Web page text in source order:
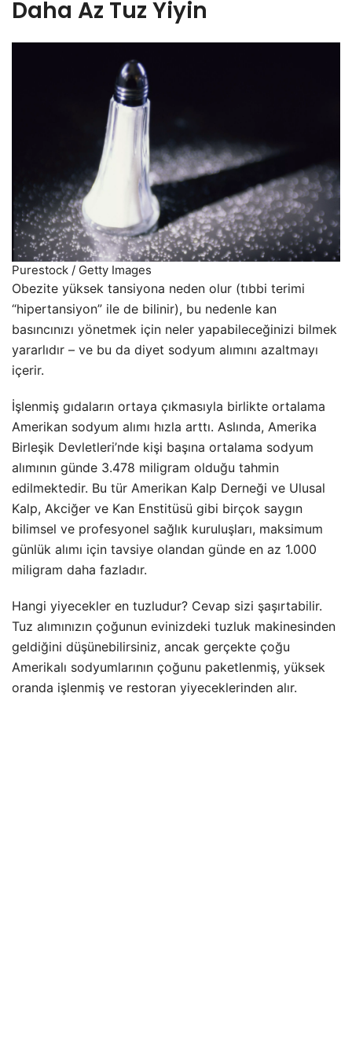
Daha Az Tuz Yiyin
Purestock / Getty Images
Obezite yüksek tansiyona neden olur (tıbbi terimi
“hipertansiyon” ile de bilinir), bu nedenle kan
basıncınızı yönetmek için neler yapabileceğinizi bilmek
yararlıdır – ve bu da diyet sodyum alımını azaltmayı
içerir.
İşlenmiş gıdaların ortaya çıkmasıyla birlikte ortalama
Amerikan sodyum alımı hızla arttı. Aslında, Amerika
Birleşik Devletleri’nde kişi başına ortalama sodyum
alımının günde 3.478 miligram olduğu tahmin
edilmektedir. Bu tür Amerikan Kalp Derneği ve Ulusal
Kalp, Akciğer ve Kan Enstitüsü gibi birçok saygın
bilimsel ve profesyonel sağlık kuruluşları, maksimum
günlük alımı için tavsiye olandan günde en az 1.000
miligram daha fazladır.
Hangi yiyecekler en tuzludur? Cevap sizi şaşırtabilir.
Tuz alımınızın çoğunun evinizdeki tuzluk makinesinden
geldiğini düşünebilirsiniz, ancak gerçekte çoğu
Amerikalı sodyumlarının çoğunu paketlenmiş, yüksek
oranda işlenmiş ve restoran yiyeceklerinden alır.